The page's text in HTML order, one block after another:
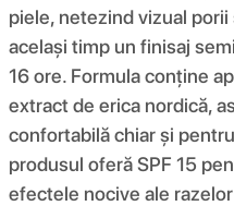
piele, netezind vizual
același timp un finisaj
16 ore. Formula conține
extract de erica nordică,
confortabilă chiar și
produsul oferă SPF 15
efectele nocive ale